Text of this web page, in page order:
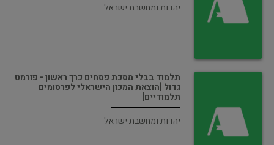
יהדות ומחשבת ישראל
תלמוד בבלי מסכת פסחים כרך ראשון - פורמט
גדול [הוצאת המכון הישראלי לפרסומים
תלמודיים]
יהדות ומחשבת ישראל